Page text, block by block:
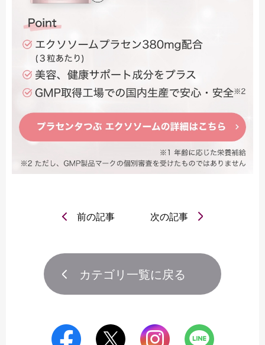
前の記事 次の記事
カテゴリ一覧に戻る